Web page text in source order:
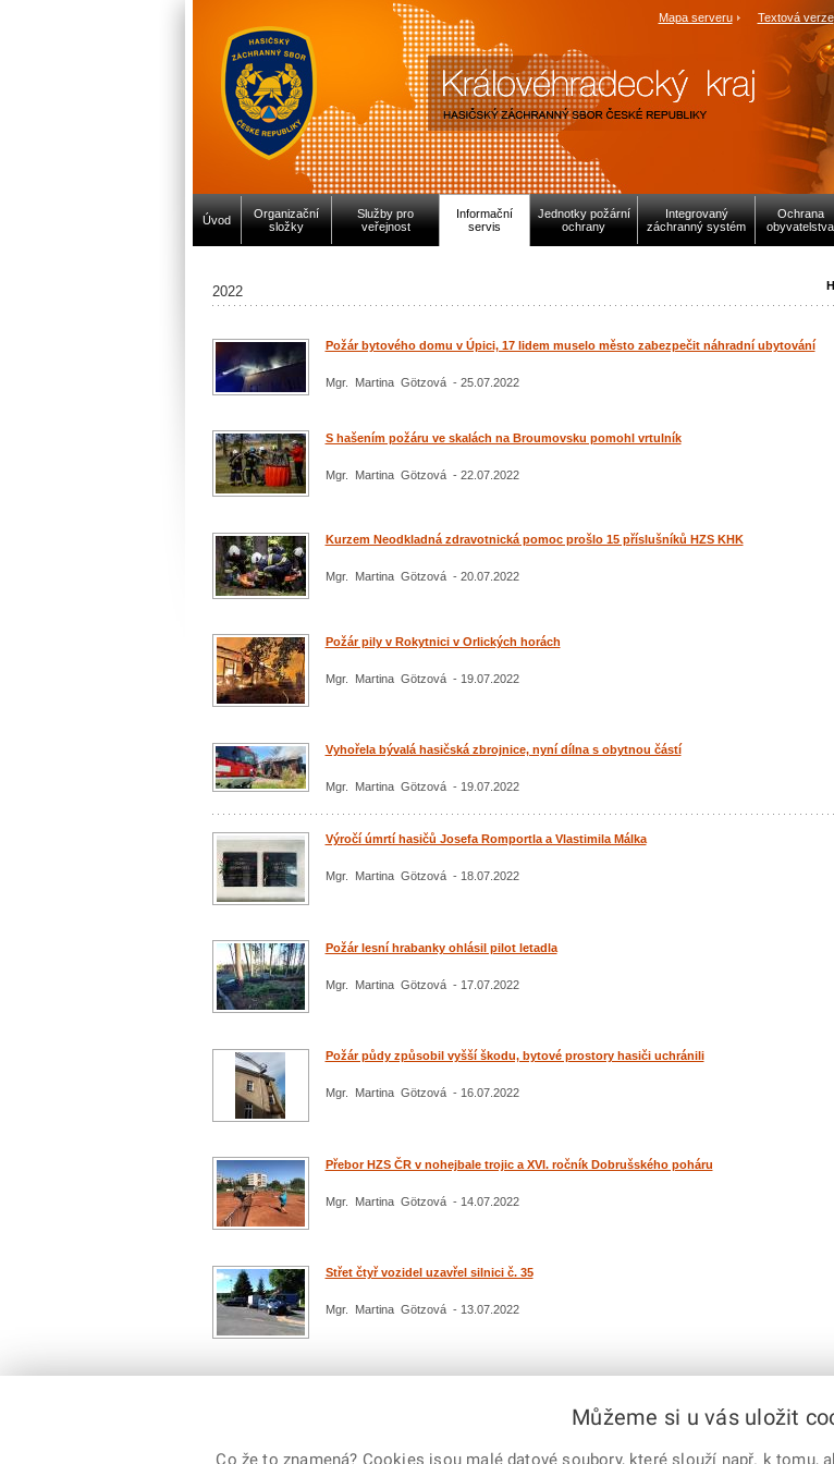
Mapa serveru Textová verze
Úvod
Organizační
složky
Služby pro
veřejnost
Informační
servis
Jednotky požární
ochrany
Integrovaný
záchranný systém
Ochrana
obyvatelstva
2022
Požár bytového domu v Úpici, 17 lidem muselo město zabezpečit náhradní ubytování
Mgr. Martina Götzová - 25.07.2022
S hašením požáru ve skalách na Broumovsku pomohl vrtulník
Mgr. Martina Götzová - 22.07.2022
Kurzem Neodkladná zdravotnická pomoc prošlo 15 příslušníků HZS KHK
Mgr. Martina Götzová - 20.07.2022
Požár pily v Rokytnici v Orlických horách
Mgr. Martina Götzová - 19.07.2022
Vyhořela bývalá hasičská zbrojnice, nyní dílna s obytnou částí
Mgr. Martina Götzová - 19.07.2022
Výročí úmrtí hasičů Josefa Romportla a Vlastimila Málka
Mgr. Martina Götzová - 18.07.2022
Požár lesní hrabanky ohlásil pilot letadla
Mgr. Martina Götzová - 17.07.2022
Požár půdy způsobil vyšší škodu, bytové prostory hasiči uchránili
Mgr. Martina Götzová - 16.07.2022
Přebor HZS ČR v nohejbale trojic a XVI. ročník Dobrušského poháru
Mgr. Martina Götzová - 14.07.2022
Střet čtyř vozidel uzavřel silnici č. 35
Mgr. Martina Götzová - 13.07.2022
3 4 5 6 9 10 11 12 14
Můžeme si u vás uložit
Co že to znamená? Cookies jsou malé datové soubory, které slouží např. k tomu,